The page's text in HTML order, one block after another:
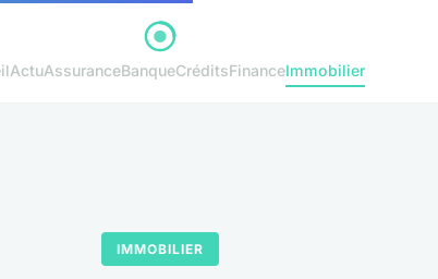
ActuAssuranceBanqueCréditsFinanceImmobilier
IMMOBILIER